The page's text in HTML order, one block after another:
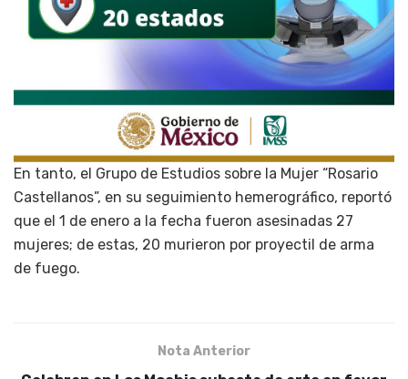
En tanto, el Grupo de Estudios sobre la Mujer “Rosario
Castellanos”, en su seguimiento hemerográfico, reportó
que el 1 de enero a la fecha fueron asesinadas 27
mujeres; de estas, 20 murieron por proyectil de arma
de fuego.
Nota Anterior